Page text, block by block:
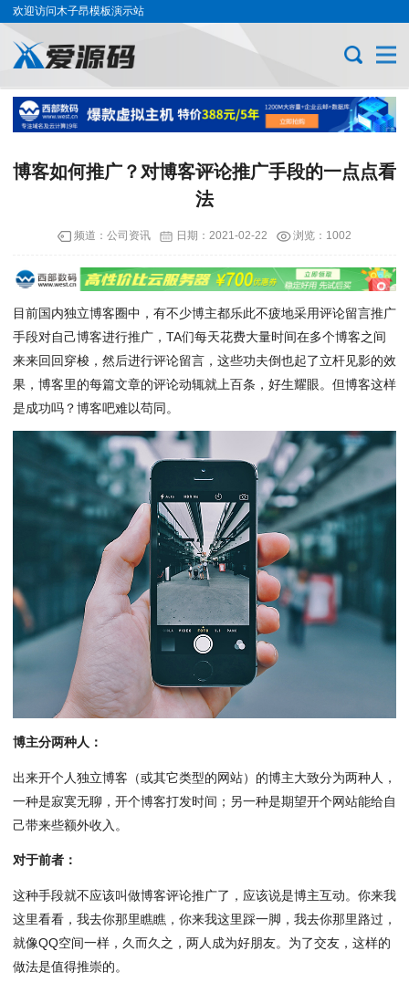
欢迎访问木子昂模板演示站
博客如何推广？对博客评论推广手段的一点点看
法
频道： 公司资讯 日期： 2021-02-22 浏览：1002
目前国内独立博客圈中，有不少博主都乐此不疲地采用评论留言推广
手段对自己博客进行推广，TA们每天花费大量时间在多个博客之间
来来回回穿梭，然后进行评论留言，这些功夫倒也起了立杆见影的效
果，博客里的每篇文章的评论动辄就上百条，好生耀眼。但博客这样
是成功吗？博客吧难以苟同。
博主分两种人：
出来开个人独立博客（或其它类型的网站）的博主大致分为两种人，
一种是寂寞无聊，开个博客打发时间；另一种是期望开个网站能给自
己带来些额外收入。
对于前者：
这种手段就不应该叫做博客评论推广了，应该说是博主互动。你来我
这里看看，我去你那里瞧瞧，你来我这里踩一脚，我去你那里路过，
就像QQ空间一样，久而久之，两人成为好朋友。为了交友，这样的
做法是值得推崇的。